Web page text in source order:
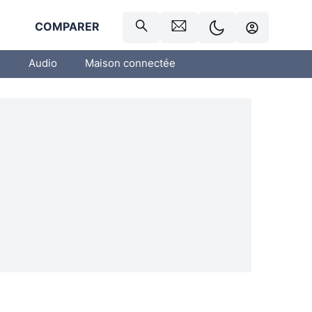
COMPARER
Audio Maison connectée